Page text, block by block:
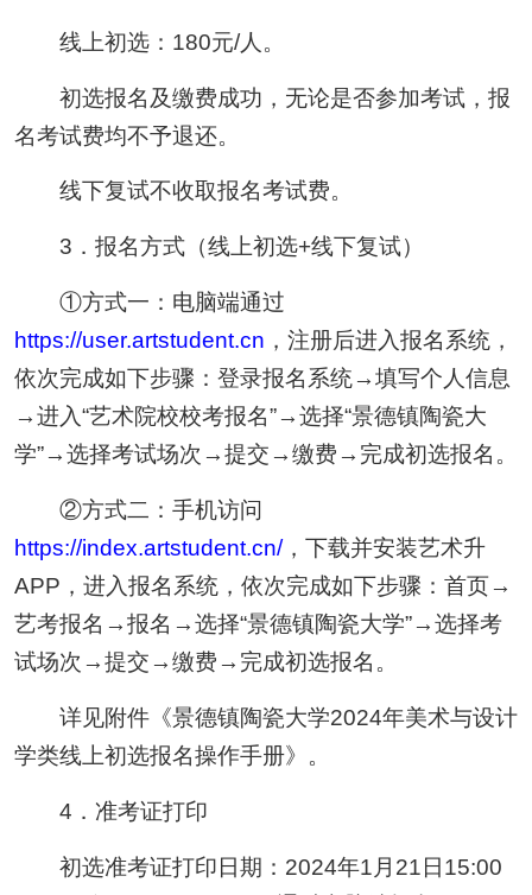
线上初选：180元/人。
初选报名及缴费成功，无论是否参加考试，报
名考试费均不予退还。
线下复试不收取报名考试费。
3．报名方式（线上初选+线下复试）
①方式一：电脑端通过
https://user.artstudent.cn ，注册后进入报名系统，
依次完成如下步骤：登录报名系统→填写个人信息
→进入“艺术院校校考报名”→选择“景德镇陶瓷大
学”→选择考试场次→提交→缴费→完成初选报名。
②方式二：手机访问
https://index.artstudent.cn/，下载并安装艺术升
APP，进入报名系统，依次完成如下步骤：首页→
艺考报名→报名→选择“景德镇陶瓷大学”→选择考
试场次→提交→缴费→完成初选报名。
详见附件《景德镇陶瓷大学2024年美术与设计
学类线上初选报名操作手册》。
4．准考证打印
初选准考证打印日期：2024年1月21日15:00